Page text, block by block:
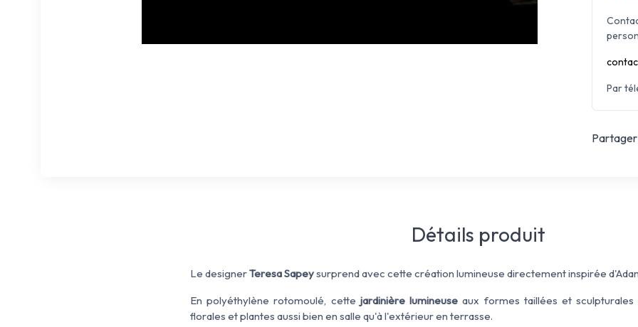
Par
Partager
Détails produit
Le designerTeresa Sapeysurprend avec cette création lumineuse directement inspirée
En polyéthylène rotomoulé, cette jardinière lumineuse aux formes taillées et
florales et plantes aussi bien en salle qu'à l'extérieur en terrasse.